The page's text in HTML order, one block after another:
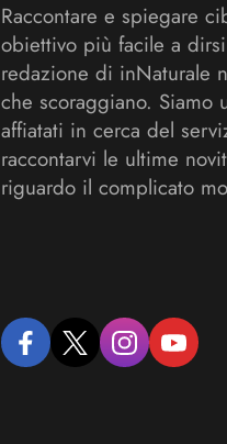
Raccontare e spiegare
obiettivo più facile a
redazione di inNaturale
che scoraggiano.
affiatati in cerca del
raccontarvi le ultime
riguardo il complicato
facebooktwitter instagramyoutube